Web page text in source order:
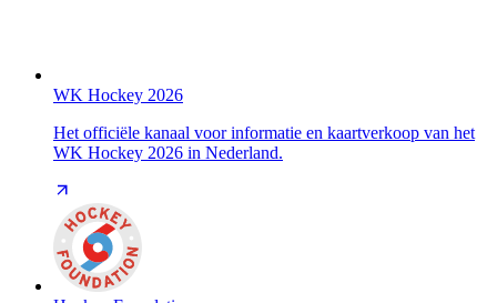
WK Hockey 2026
Het officiële kanaal voor informatie en kaartverkoop van het
WK Hockey 2026 in Nederland.